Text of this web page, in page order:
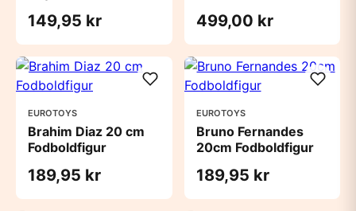
149,95 kr 499,00 kr
EUROTOYS
Brahim Diaz 20 cm
Fodboldfigur
189,95 kr
EUROTOYS
Bruno Fernandes
20cm Fodboldfigur
189,95 kr